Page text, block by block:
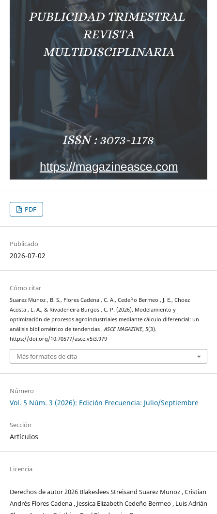
PDF
Publicado
2026-07-02
Cómo citar
Suarez Munoz , B. S., Flores Cadena , C. A., Cedeño Bermeo , J. E., Choez
Acosta , L. A., & Rivadeneira Burgos , C. P. (2026). Modelamiento y
optimización de procesos agroindustriales mediante cálculo diferencial: un
análisis bibliométrico de tendencias .ASCE MAGAZINE, 5(3).
https://doi.org/10.70577/asce.v5i3.979
Más formatos de cita
Número
Vol. 5 Núm. 3 (2026): Edición Frecuencia: Julio/Septiembre
Sección
Artículos
Licencia
Derechos de autor 2026 Blakeslees Streisand Suarez Munoz , Cristian
Andrés Flores Cadena , Jessica Elizabeth Cedeño Bermeo , Luis Adrián